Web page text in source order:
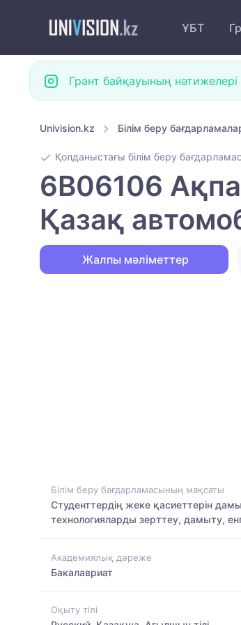
ҰБТ
Грант байқауының нәтижелері
Univision.kz Білім беру
Қолданыстағы білім беру
6B06106
Қазақ
Жалпы мәліметтер
Білім беру бағдарламасының мақсаты
Студенттердің жеке қасиеттерін
технологияларды зерттеу, дамыту,
Академиялық дәреже
Бакалавриат
Оқыту тілі